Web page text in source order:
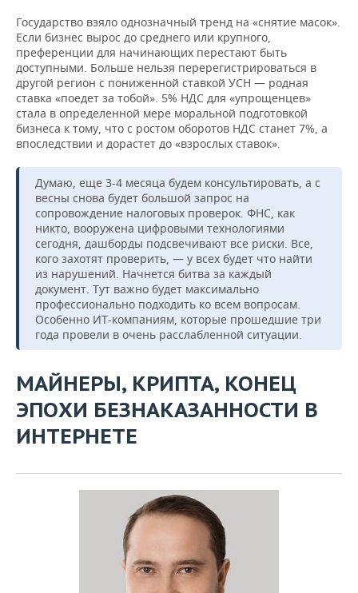
Государство взяло однозначный тренд на «снятие масок».
Если бизнес вырос до среднего или крупного,
преференции для начинающих перестают быть
доступными. Больше нельзя перерегистрироваться в
другой регион с пониженной ставкой УСН — родная
ставка «поедет за тобой». 5% НДС для «упрощенцев»
стала в определенной мере моральной подготовкой
бизнеса к тому, что с ростом оборотов НДС станет 7%, а
впоследствии и дорастет до «взрослых ставок».
Думаю, еще 3-4 месяца будем консультировать, а с
весны снова будет большой запрос на
сопровождение налоговых проверок. ФНС, как
никто, вооружена цифровыми технологиями
сегодня, дашборды подсвечивают все риски. Все,
кого захотят проверить, — у всех будет что найти
из нарушений. Начнется битва за каждый
документ. Тут важно будет максимально
профессионально подходить ко всем вопросам.
Особенно ИТ-компаниям, которые прошедшие три
года провели в очень расслабленной ситуации.
МАЙНЕРЫ, КРИПТА, КОНЕЦ
ЭПОХИ БЕЗНАКАЗАННОСТИ В
ИНТЕРНЕТЕ